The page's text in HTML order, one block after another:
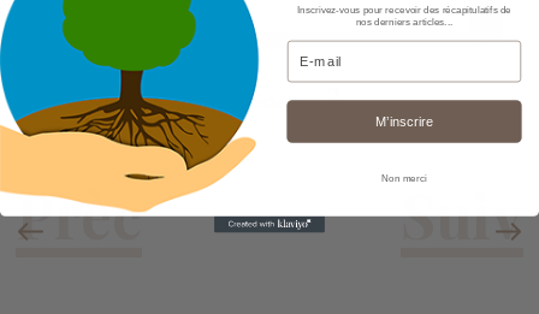
« Précédent 1 2
Inscrivez-vous pour recevoir des récapitulatifs de
nos derniers articles...
Email
M’inscrire
Non merci